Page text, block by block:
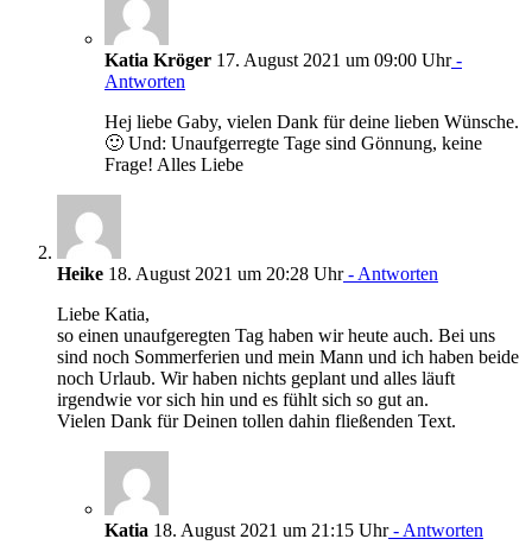
Katia Kröger 17. August 2021 um 09:00 Uhr-
Antworten
Hej liebe Gaby, vielen Dank für deine lieben Wünsche.
🙂 Und: Unaufgerregte Tage sind Gönnung, keine
Frage! Alles Liebe
Heike 18. August 2021 um 20:28 Uhr- Antworten
Liebe Katia,
so einen unaufgeregten Tag haben wir heute auch. Bei uns
sind noch Sommerferien und mein Mann und ich haben beide
noch Urlaub. Wir haben nichts geplant und alles läuft
irgendwie vor sich hin und es fühlt sich so gut an.
Vielen Dank für Deinen tollen dahin fließenden Text.
Katia 18. August 2021 um 21:15 Uhr- Antworten